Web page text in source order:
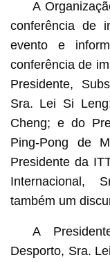
A
conferência de
evento e
conferência de
Presidente,
Sra. Lei Si
Cheng; e do
Ping-Pong de
Presidente da
Internacional,
também um
A
Desporto, Sra.